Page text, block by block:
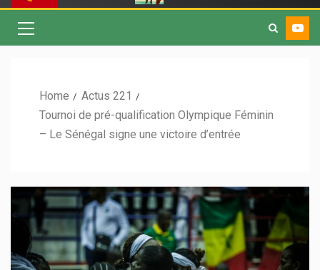
Home
Actus 221
Tournoi de pré-qualification Olympique Féminin
– Le Sénégal signe une victoire d’entrée